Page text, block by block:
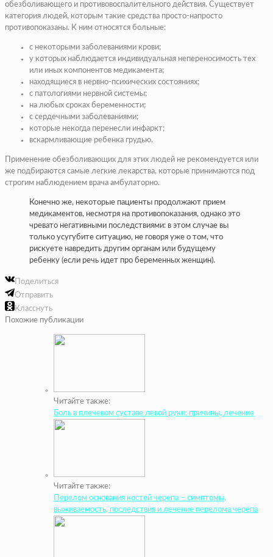
обезболивающего и противовоспалительного действия. Существует
категория людей, которым такие средства просто-напросто
противопоказаны. К ним относятся больные:
с некоторыми заболеваниями крови;
у которых наблюдается индивидуальная непереносимость тех
или иных компонентов медикамента;
находящиеся в нервно-психических состояниях;
с патологиями нервной системы;
на любых сроках беременности;
с сердечными заболеваниями;
которые некогда перенесли инфаркт;
вскармливающие ребенка грудью.
Применение обезболивающих для этих людей не рекомендуется или
же подбираются самые легкие лекарства, которые принимаются под
строгим наблюдением врача амбулаторно.
Конечно же, некоторые пациенты продолжают прием
медикаментов, несмотря на противопоказания, однако это
чревато негативными последствиями: в этом случае вы
только усугубите ситуацию, не говоря уже о том, что
рискуете навредить другим органам или будущему
ребенку (если речь идет про беременных женщин).
Поделиться
Отправить
Класснуть
Похожие публикации
Читайте также:
Боль в плечевом суставе левой руки: причины, лечение
Читайте также:
Перелом основания костей черепа – симптомы,
выживаемость, последствия и лечение перелома черепа